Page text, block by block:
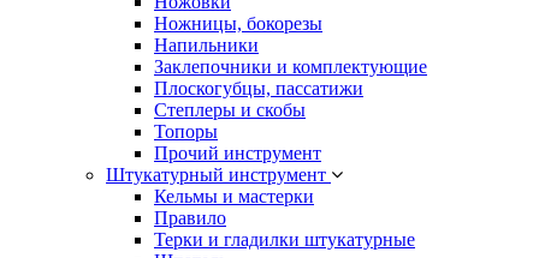
Ножницы, бокорезы
Напильники
Заклепочники и комплектующие
Плоскогубцы, пассатижи
Степлеры и скобы
Топоры
Прочий инструмент
Штукатурный инструмент
Кельмы и мастерки
Правило
Терки и гладилки штукатурные